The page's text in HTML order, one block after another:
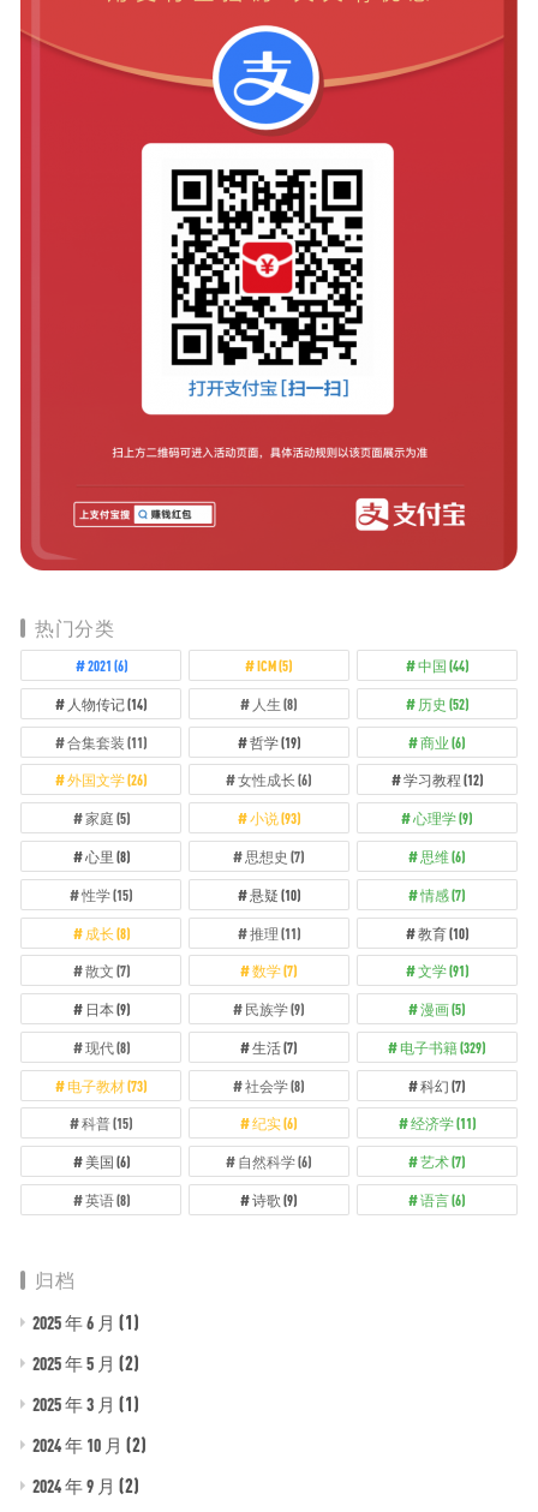
热门分类
2021 (6) ICM(5) 中国 (44)
人物传记(14) 人生 (8) 历史 (52)
合集套装 (11) 哲学(19) 商业 (6)
外国文学(26) 女性成长 (6) 学习教程 (12)
家庭 (5) 小说(93) 心理学(9)
心里 (8) 思想史 (7) 思维(6)
性学(15) 悬疑 (10) 情感(7)
成长 (8) 推理 (11) 教育(10)
散文 (7) 数学(7) 文学(91)
日本(9) 民族学(9) 漫画(5)
现代(8) 生活(7) 电子书籍(329)
电子教材(73) 社会学(8) 科幻 (7)
科普(15) 纪实(6) 经济学(11)
美国 (6) 自然科学(6) 艺术(7)
英语(8) 诗歌 (9) 语言(6)
归档
2025 年 6 月 (1)
2025 年 5 月 (2)
2025 年 3 月 (1)
2024 年 10 月 (2)
2024 年 9 月 (2)